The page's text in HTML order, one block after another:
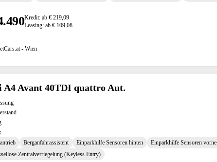
Kredit: ab € 219,09
Leasing: ab € 109,08
- Wien
A4 Avant 40TDI quattro Aut.
Berganfahrassistent Einparkhilfe Sensoren hinten Einparkhilfe Sensoren vorne
Zentralverriegelung (Keyless Entry)